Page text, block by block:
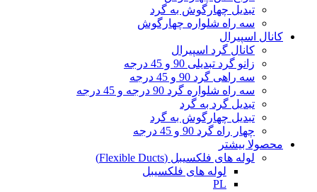
تبدیل چهارگوش به گرد
سه راه شلواره چهارگوش
کانال اسپیرال
کانال گرد اسپیرال
زانو گرد تبدیلی 90 و 45 درجه
سه راهی گرد 90 و 45 درجه
سه راه شلواره گرد 90 درجه و 45 درجه
تبدیل گرد به گرد
تبدیل چهارگوش به گرد
چهار راه گرد 90 و 45 درجه
محصولا بیشتر
لوله های فلکسیبل (Flexible Ducts)
لوله های فلکسیبل
PL